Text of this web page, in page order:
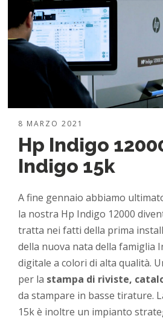
8 MARZO 2021
Hp Indigo
Indigo 15k
A fine gennaio abbiamo
la nostra Hp Indigo 12000
tratta nei fatti della prima
della nuova nata della famiglia
digitale a colori di alta qualità.
per la stampa di riviste,
da stampare in basse tirature.
15k è inoltre un impianto